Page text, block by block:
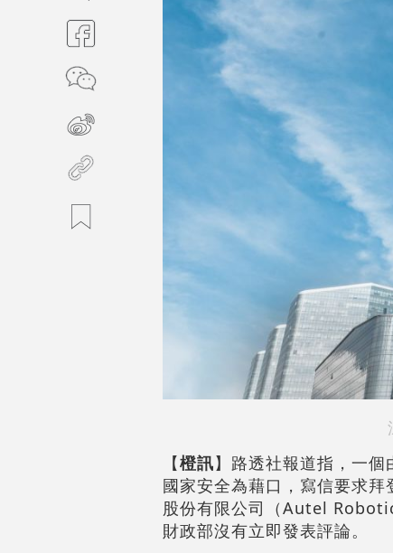
【橙訊】路透社報道指，一
國家安全為藉口，寫信要求
股份有限公司（Autel
財政部沒有立即發表評論。